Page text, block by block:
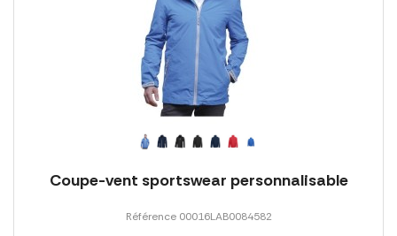
Coupe-vent sportswear personnalisable
Référence 00016LAB0084582